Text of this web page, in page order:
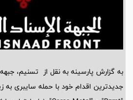
به گزارش پارسینه به نقل از تسنیم،
جدیدترین اقدام خود با حمله سایبری به